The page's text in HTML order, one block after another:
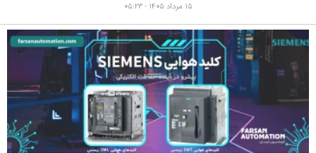
۱۵ مرداد ۱۴۰۵ - ۰۵:۲۳